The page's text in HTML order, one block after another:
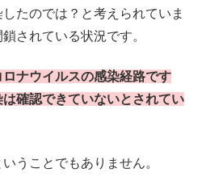
たのでは？と考えられていま
されている状況です。
ナウイルスの感染経路です
確認できていないとされてい
うことでもありません。